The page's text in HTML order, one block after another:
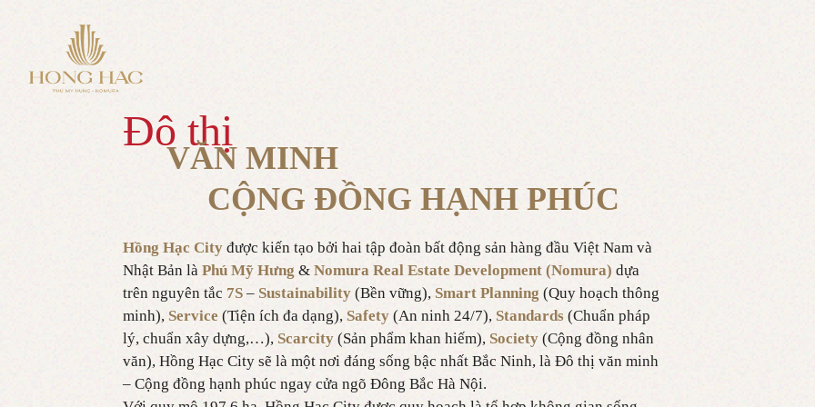
Đô thị
VĂN MINH
CỘNG ĐỒNG HẠNH PHÚC
Hồng Hạc City được kiến tạo bởi hai tập đoàn bất động sản hàng đầu Việt Nam và
Nhật Bản là Phú Mỹ Hưng & Nomura Real Estate Development (Nomura) dựa
trên nguyên tắc 7S– Sustainability (Bền vững), Smart Planning (Quy hoạch thông
minh), Service (Tiện ích đa dạng), Safety (An ninh 24/7), Standards (Chuẩn pháp
lý, chuẩn xây dựng,…), Scarcity (Sản phẩm khan hiếm), Society (Cộng đồng nhân
văn), Hồng Hạc City sẽ là một nơi đáng sống bậc nhất Bắc Ninh, là Đô thị văn minh
– Cộng đồng hạnh phúc ngay cửa ngõ Đông Bắc Hà Nội.